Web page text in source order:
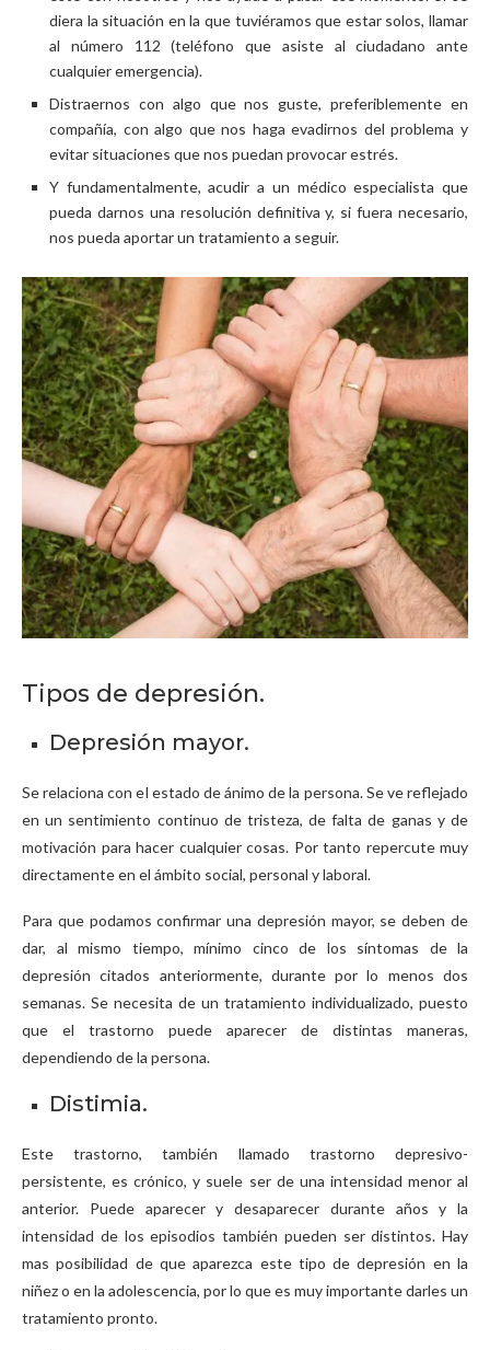
diera la situación en la que tuviéramos que estar solos, llamar
al número 112 (teléfono que asiste al ciudadano ante
cualquier emergencia).
Distraernos con algo que nos guste, preferiblemente en
compañía, con algo que nos haga evadirnos del problema y
evitar situaciones que nos puedan provocar estrés.
Y fundamentalmente, acudir a un médico especialista que
pueda darnos una resolución definitiva y, si fuera necesario,
nos pueda aportar un tratamiento a seguir.
Tipos de depresión.
Depresión mayor.
Se relaciona con el estado de ánimo de la persona. Se ve reflejado
en un sentimiento continuo de tristeza, de falta de ganas y de
motivación para hacer cualquier cosas. Por tanto repercute muy
directamente en el ámbito social, personal y laboral.
Para que podamos confirmar una depresión mayor, se deben de
dar, al mismo tiempo, mínimo cinco de los síntomas de la
depresión citados anteriormente, durante por lo menos dos
semanas. Se necesita de un tratamiento individualizado, puesto
que el trastorno puede aparecer de distintas maneras,
dependiendo de la persona.
Distimia.
Este trastorno, también llamado trastorno depresivo-
persistente, es crónico, y suele ser de una intensidad menor al
anterior. Puede aparecer y desaparecer durante años y la
intensidad de los episodios también pueden ser distintos. Hay
mas posibilidad de que aparezca este tipo de depresión en la
niñez o en la adolescencia, por lo que es muy importante darles un
tratamiento pronto.